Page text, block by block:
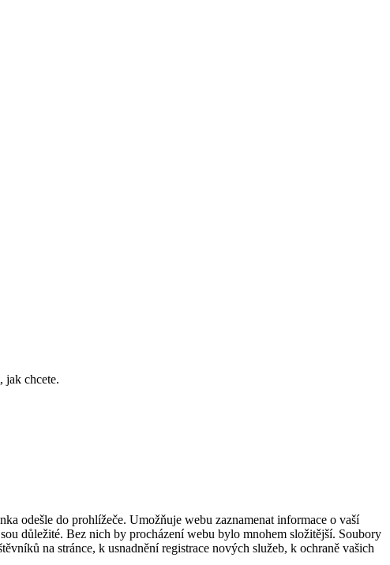
jak chcete.
odešle do prohlížeče. Umožňuje webu zaznamenat informace o vaší
důležité. Bez nich by procházení webu bylo mnohem složitější. Soubory
na stránce, k usnadnění registrace nových služeb, k ochraně vašich